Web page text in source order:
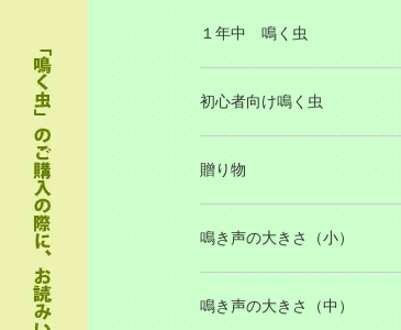
１年中 鳴く虫
初心者向け鳴く虫
贈り物
鳴き声の大きさ（小）
鳴き声の大きさ（中）